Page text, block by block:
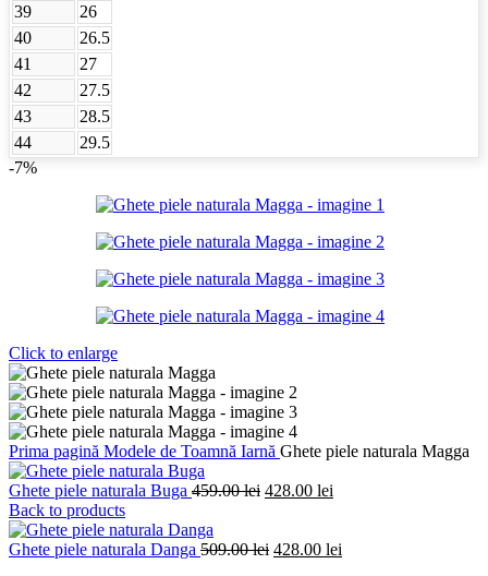
39
26
40
26.5
41
27
42
27.5
43
28.5
44
29.5
-7%
Click to enlarge
Prima pagină Modele de Toamnă Iarnă Ghete piele naturala Magga
Ghete piele naturala Buga 459.00lei Prețul
fost:
428.00 lei
428.00 lei.
Back to products
Ghete piele naturala Danga 509.00lei Prețul
428.00 lei